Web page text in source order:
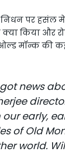
पर हसंल
क्या किया और
मॉन्क की कई
news
early,
of Old
world.